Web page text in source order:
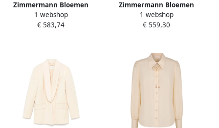
Zimmermann Bloemen
Linnen Shirt Cubaanse
Kraag Beige Dames
1 webshop
€ 583,74
Zimmermann Bloemen
Linnen Katoenen Shorts
met Riem Beige Dames
1 webshop
€ 559,30